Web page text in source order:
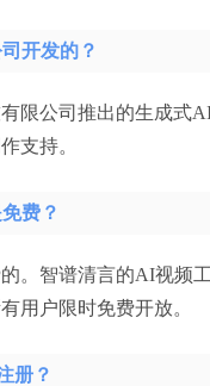
开发的？
限公司推出的生成式
支持。
费？
。‌智谱清言的AI视频
用户限时免费开放。
册？